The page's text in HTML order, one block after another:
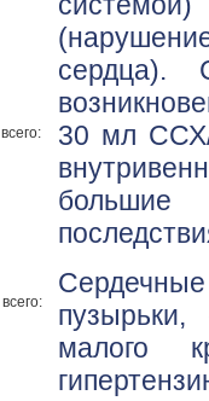
всего:
всего:
сердца).
30 мл ССХ/
большие
малого